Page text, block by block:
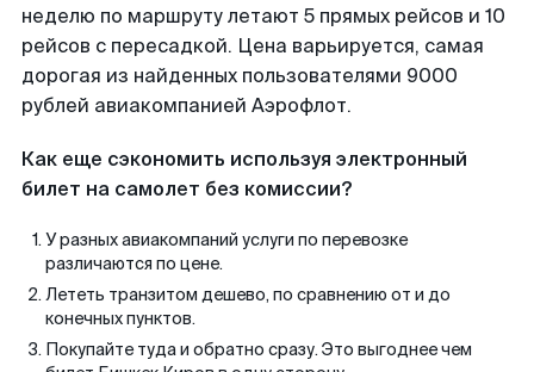
неделю по маршруту летают 5 прямых рейсов и 10
рейсов с пересадкой. Цена варьируется, самая
дорогая из найденных пользователями 9000
рублей авиакомпанией Аэрофлот.
Как еще сэкономить используя электронный
билет на самолет без комиссии?
У разных авиакомпаний услуги по перевозке
различаются по цене.
Лететь транзитом дешево, по сравнению от и до
конечных пунктов.
Покупайте туда и обратно сразу. Это выгоднее чем